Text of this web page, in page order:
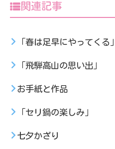
関連記事
「春は足早にやってくる」
「飛騨高山の思い出」
お手紙と作品
「セリ鍋の楽しみ」
七夕かざり